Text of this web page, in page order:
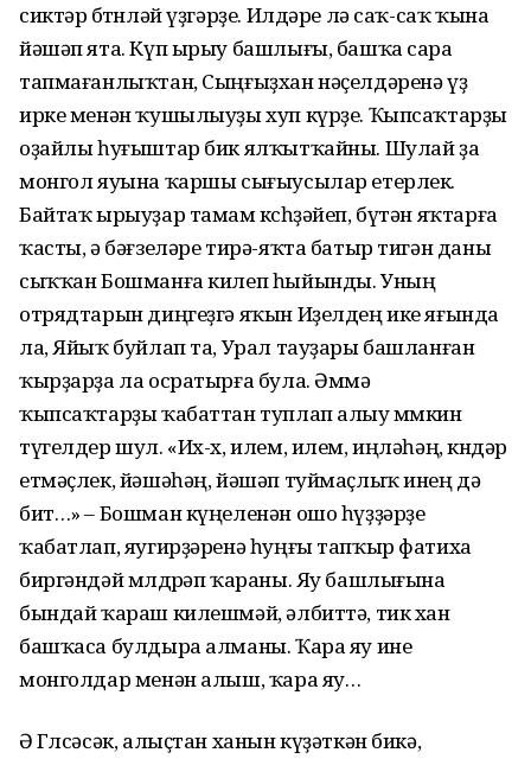
сиктәр бөтөнләй үҙгәрҙе. Илдәре лә саҡ-саҡ ҡына
йәшәп ята. Күп ырыу башлығы, башҡа сара
тапмағанлыҡтан, Сыңғыҙхан нәҫелдәренә үҙ
ирке менән ҡушылыуҙы хуп күрҙе. Ҡыпсаҡтарҙы
оҙайлы һуғыштар бик ялҡытҡайны. Шулай ҙа
монгол яуына ҡаршы сығыусылар етерлек.
Байтаҡ ырыуҙар тамам көсһөҙәйеп, бүтән яҡтарға
ҡасты, ә бәғзеләре тирә-яҡта батыр тигән даны
сыҡҡан Бошманға килеп һыйынды. Уның
отрядтарын диңгеҙгә яҡын Иҙелдең ике яғында
ла, Яйыҡ буйлап та, Урал тауҙары башланған
ҡырҙарҙа ла осратырға була. Әммә
ҡыпсаҡтарҙы ҡабаттан туплап алыу мөмкин
түгелдер шул. «Их-х, илем, илем, иңләһәң, көндәр
етмәҫлек, йәшәһәң, йәшәп туймаҫлыҡ инең дә
бит…» – Бошман күңеленән ошо һүҙҙәрҙе
ҡабатлап, яугирҙәренә һуңғы тапҡыр фатиха
биргәндәй мөлдөрәп ҡараны. Яу башлығына
бындай ҡараш килешмәй, әлбиттә, тик хан
башҡаса булдыра алманы. Ҡара яу ине
монголдар менән алыш, ҡара яу…
Ә Гөлсәсәк, алыҫтан ханын күҙәткән бикә,